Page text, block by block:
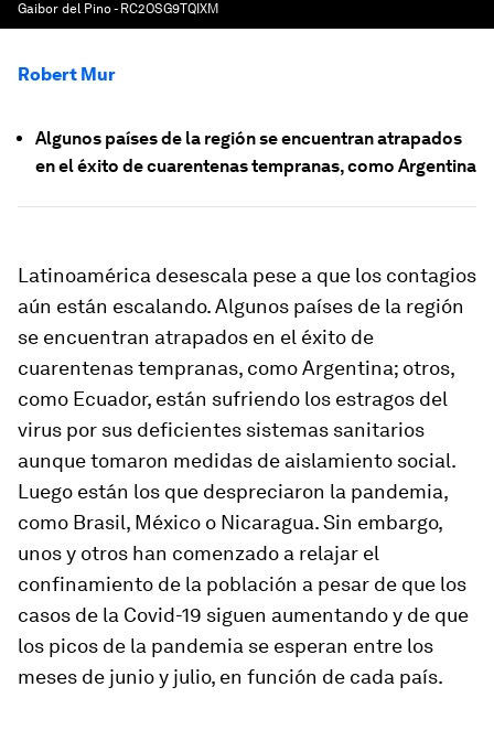
Gaibor del Pino - RC2OSG9TQIXM
Robert Mur
Algunos países de la región se encuentran atrapados
en el éxito de cuarentenas tempranas, como Argentina
Latinoamérica desescala pese a que los contagios
aún están escalando. Algunos países de la región
se encuentran atrapados en el éxito de
cuarentenas tempranas, como Argentina; otros,
como Ecuador, están sufriendo los estragos del
virus por sus deficientes sistemas sanitarios
aunque tomaron medidas de aislamiento social.
Luego están los que despreciaron la pandemia,
como Brasil, México o Nicaragua. Sin embargo,
unos y otros han comenzado a relajar el
confinamiento de la población a pesar de que los
casos de la Covid-19 siguen aumentando y de que
los picos de la pandemia se esperan entre los
meses de junio y julio, en función de cada país.